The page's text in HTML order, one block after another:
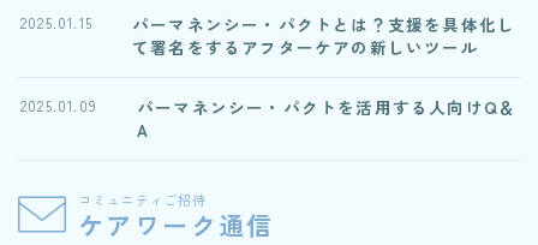
パーマネンシー・パクトとは？支援を具体化し
て署名をするアフターケアの新しいツール
2025.01.15
パーマネンシー・パクトを活用する人向けQ＆
A
2025.01.09
コミュニティご招待
ケアワーク通信